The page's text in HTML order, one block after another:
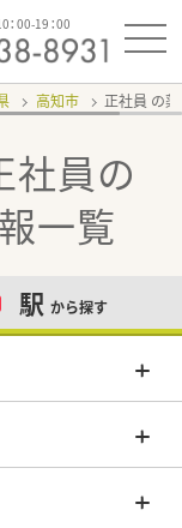
：00-19：00
高知市 正社員
社員の
一覧
駅 から探す